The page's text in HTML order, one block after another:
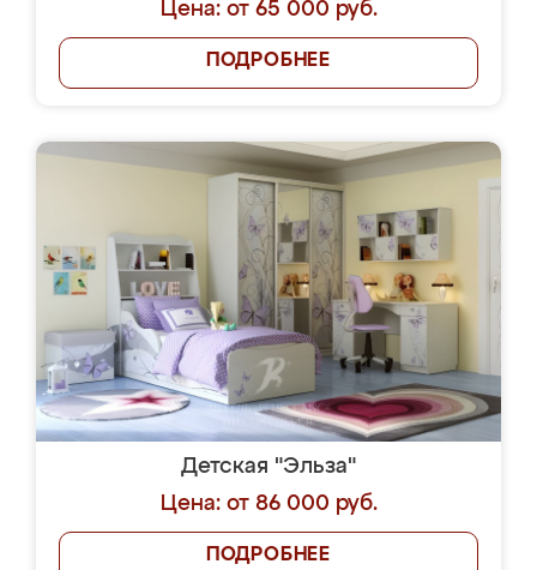
Цена: от 65 000 руб.
ПОДРОБНЕЕ
Детская "Эльза"
Цена: от 86 000 руб.
ПОДРОБНЕЕ